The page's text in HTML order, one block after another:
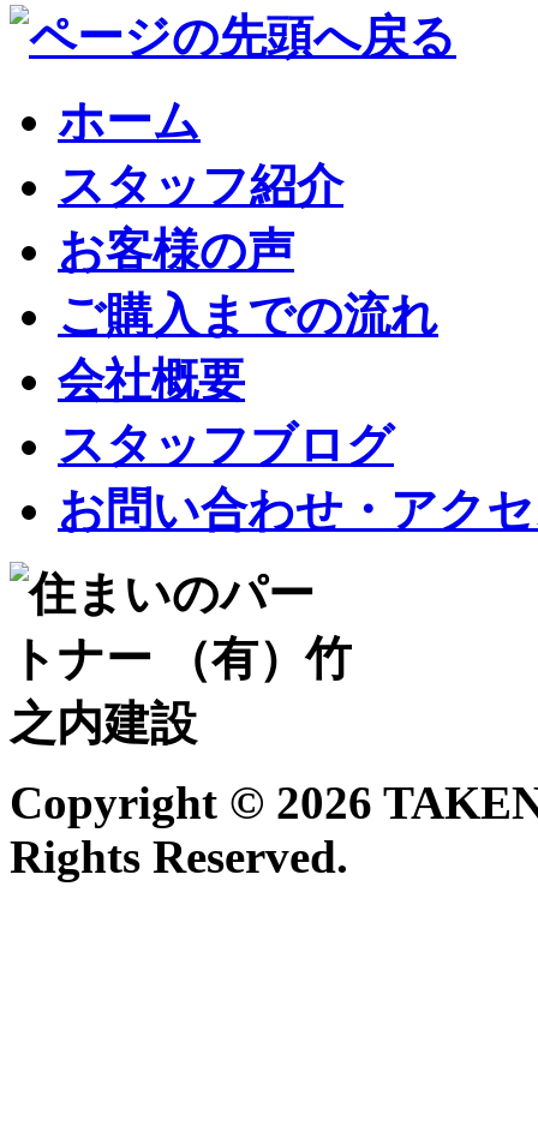
ホーム
スタッフ紹介
お客様の声
ご購入までの流れ
会社概要
スタッフブログ
お問い合わせ・アク
Copyright © 2026
Rights Reserved.